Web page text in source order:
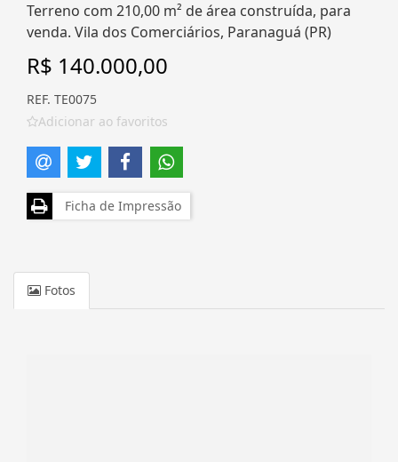
Terreno com 210,00 m² de área construída, para
venda. Vila dos Comerciários, Paranaguá (PR)
R$ 140.000,00
REF. TE0075
Adicionar ao favoritos
Ficha de Impressão
Fotos